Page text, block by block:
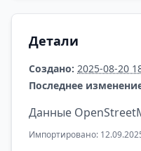
Детали
Создано: 2025-08-20
Последнее
Данные
Импортировано: